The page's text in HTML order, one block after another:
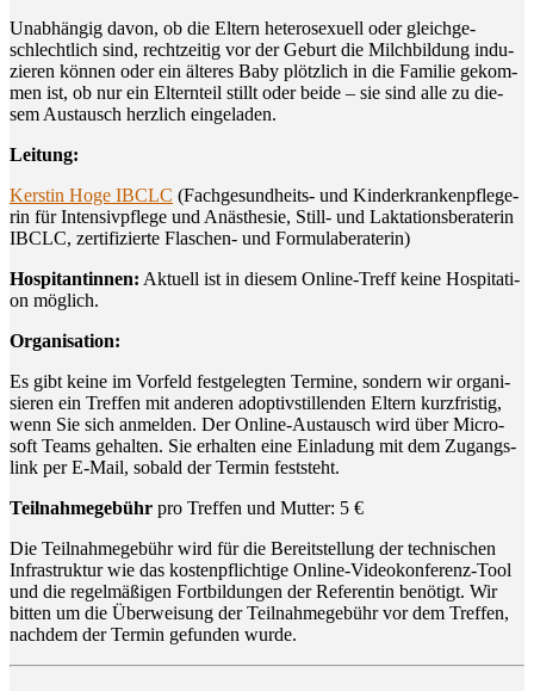
Unab­hän­gig davon, ob die Eltern hete­ro­se­xu­ell oder gleich­ge­
schlecht­lich sind, recht­zei­tig vor der Geburt die Milch­bil­dung indu­
zie­ren kön­nen oder ein älte­res Baby plötz­lich in die Fami­lie gekom­
men ist, ob nur ein Eltern­teil stillt oder bei­de – sie sind alle zu die­
sem Aus­tausch herz­lich eingeladen.
Lei­tung:
Kers­tin Hoge IBCLC (Fach­ge­sund­heits- und Kin­der­kran­ken­pfle­ge­
rin für Inten­siv­pfle­ge und Anäs­the­sie, Still- und Lak­ta­ti­ons­be­ra­te­rin
IBCLC, zer­ti­fi­zier­te Fla­schen- und Formulaberaterin)
Hos­pi­tan­tin­nen: Aktu­ell ist in die­sem Online-Treff kei­ne Hos­pi­ta­ti­
on möglich.
Orga­ni­sa­ti­on:
Es gibt kei­ne im Vor­feld fest­ge­leg­ten Ter­mi­ne, son­dern wir orga­ni­
sie­ren ein Tref­fen mit ande­ren adop­tivstil­len­den Eltern kurz­fris­tig,
wenn Sie sich anmel­den. Der Online-Aus­tausch wird über Micro­
soft Teams gehal­ten. Sie erhal­ten eine Ein­la­dung mit dem Zugangs­
link per E‑Mail, sobald der Ter­min feststeht.
Teil­nah­me­ge­bühr pro Tref­fen und Mut­ter: 5 €
Die Teil­nah­me­ge­bühr wird für die Bereit­stel­lung der tech­ni­schen
Infra­struk­tur wie das kos­ten­pflich­ti­ge Online-Video­kon­fe­renz-Tool
und die regel­mä­ßi­gen Fort­bil­dun­gen der Refe­ren­tin benö­tigt. Wir
bit­ten um die Über­wei­sung der Teil­nah­me­ge­bühr vor dem Tref­fen,
nach­dem der Ter­min gefun­den wurde.